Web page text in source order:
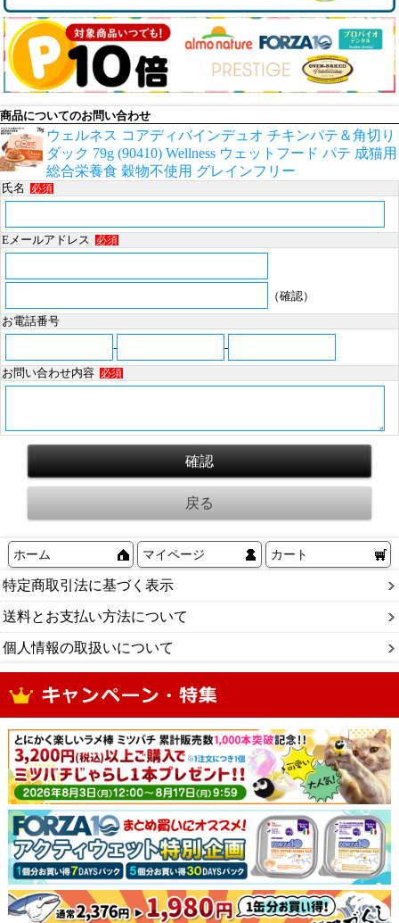
商品についてのお問い合わせ
ウェルネス コアディバインデュオ チキンパテ＆角切り
ダック 79g (90410) Wellness ウェットフード パテ 成猫用
総合栄養食 穀物不使用 グレインフリー
氏名 必須
Eメールアドレス 必須
（確認）
お電話番号
-
-
お問い合わせ内容
必須
ホーム マイページ カート
特定商取引法に基づく表示
送料とお支払い方法について
個人情報の取扱いについて